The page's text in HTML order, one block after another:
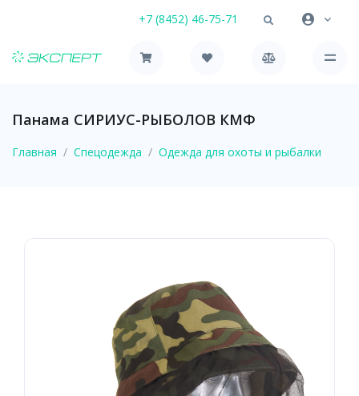
+7 (8452) 46-75-71
Панама СИРИУС-РЫБОЛОВ КМФ
Главная Спецодежда Одежда для охоты и рыбалки